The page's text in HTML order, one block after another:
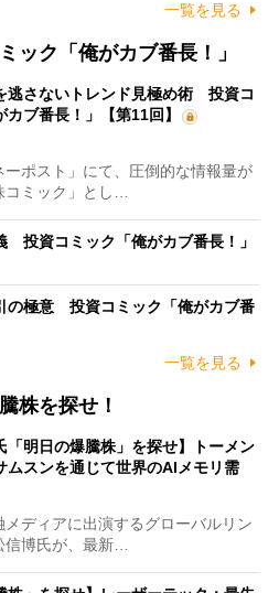
一覧を見る
ック「俺がカブ番長！」
逃さないトレンド見極め術 投資コ
カブ番長！」【第11回】
ポスト」にて、圧倒的な情報量が
コミック」とし…
投資コミック「俺がカブ番長！」
の極意 投資コミック「俺がカブ番
一覧を見る
株を探せ！
「明日の爆騰株」を探せ】トーメン
ムスンを通じて世界のAIメモリ需
ディアに出演するグローバルリン
信博氏が、最新…